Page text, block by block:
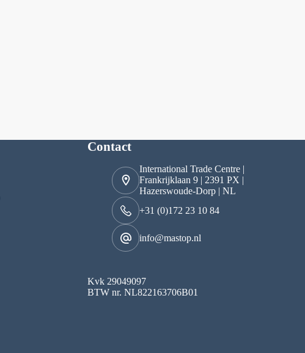
Contact
International Trade Centre |
Frankrijklaan 9 | 2391 PX |
Hazerswoude-Dorp | NL
+31 (0)172 23 10 84
info@mastop.nl
Kvk 29049097
BTW nr. NL822163706B01